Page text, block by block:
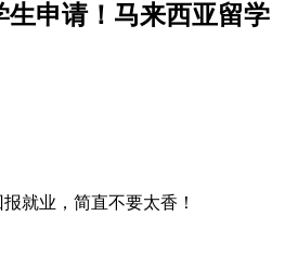
生申请！马来西亚留学
就业，简直不要太香！